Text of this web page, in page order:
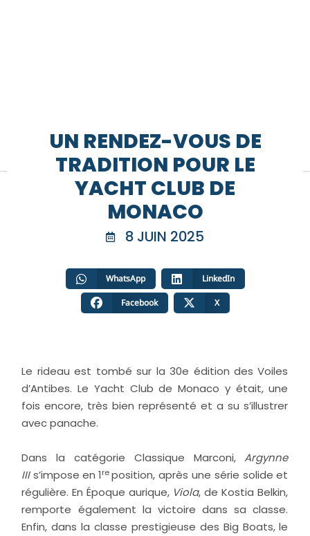
UN RENDEZ-VOUS DE
TRADITION POUR LE
YACHT CLUB DE
MONACO
8 JUIN 2025
WhatsApp LinkedIn
Facebook X
Le rideau est tombé sur la 30e édition des Voiles
d’Antibes. Le Yacht Club de Monaco y était, une
fois encore, très bien représenté et a su s’illustrer
avec panache.
Dans la catégorie Classique Marconi,Argynne
IIIs’impose en 1reposition, après une série solide et
régulière. En Époque aurique, Viola, de Kostia Belkin,
remporte également la victoire dans sa classe.
Enfin, dans la classe prestigieuse des Big Boats, le